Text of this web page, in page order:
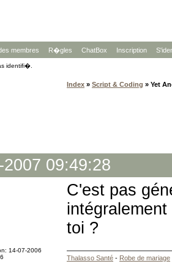
membres R�gles ChatBox Inscription
identifi�.
Index » Script & Coding » Yet
2007 09:49:28
14-07-2006
C'est pas
intégralement
toi ?
Thalasso Santé - Robe de mariage